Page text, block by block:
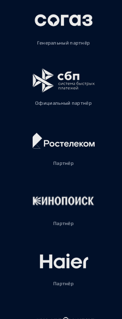
Генеральный партнёр
Официальный партнёр
Партнёр
Партнёр
Партнёр